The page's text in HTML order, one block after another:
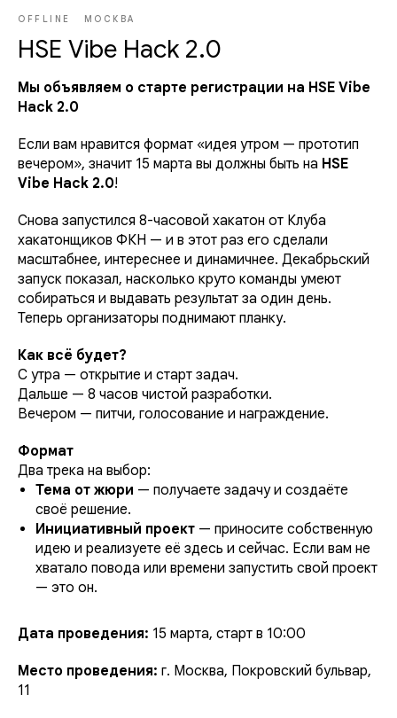
OFFLINE МОСКВА
HSE Vibe Hack 2.0
Мы объявляем о старте регистрации на HSE Vibe
Hack 2.0
Если вам нравится формат «идея утром — прототип
вечером», значит 15 марта вы должны быть на HSE
Vibe Hack 2.0!
Снова запустился 8-часовой хакатон от Клуба
хакатонщиков ФКН — и в этот раз его сделали
масштабнее, интереснее и динамичнее. Декабрьский
запуск показал, насколько круто команды умеют
собираться и выдавать результат за один день.
Теперь организаторы поднимают планку.
Как всё будет?
С утра — открытие и старт задач.
Дальше — 8 часов чистой разработки.
Вечером — питчи, голосование и награждение.
Формат
Два трека на выбор:
Тема от жюри — получаете задачу и создаёте
своё решение.
Инициативный проект — приносите собственную
идею и реализуете её здесь и сейчас. Если вам не
хватало повода или времени запустить свой проект
— это он.
Дата проведения: 15 марта, старт в 10:00
Место проведения: г. Москва, Покровский бульвар,
11